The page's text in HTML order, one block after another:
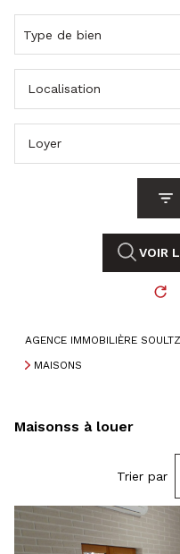
De l'immo pro
Type de bien
Loyer
VOIR
AGENCE IMMOBILIÈRE
MAISONS
Maisonss à louer
Trier par